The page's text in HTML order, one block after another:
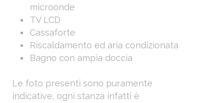
microonde
TV LCD
Cassaforte
Riscaldamento ed aria condizionata
Bagno con ampia doccia
Le foto presenti sono puramente
indicative, ogni stanza infatti è